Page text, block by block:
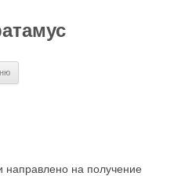
направлено на получение